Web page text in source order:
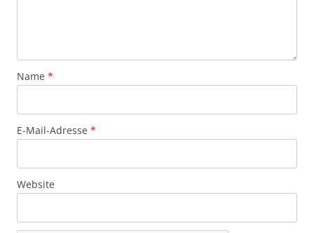
Name *
E-Mail-Adresse *
Website